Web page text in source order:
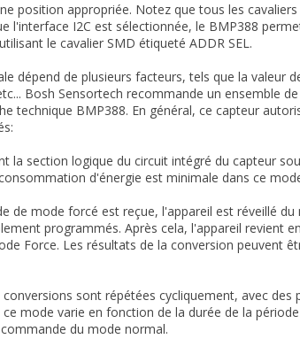
position appropriée. Notez que tous les
l'interface I2C est sélectionnée, le BMP388
le cavalier SMD étiqueté ADDR SEL.
dépend de plusieurs facteurs, tels que la valeur
Bosh Sensortech recommande un ensemble
technique BMP388. En général, ce capteur
la section logique du circuit intégré du capteur
d'énergie est minimale dans ce
de mode forcé est reçue, l'appareil est réveillé
programmés. Après cela, l'appareil revient
Force. Les résultats de la conversion peuvent
sont répétées cycliquement, avec
mode varie en fonction de la durée de la
du mode normal.